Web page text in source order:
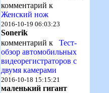
комментарий к
Женский нож
2016-10-19 06:03:23
Sonerik
комментарий к Тест-
обзор автомобильных
видеорегистраторов с
двумя камерами
2016-10-18 15:15:21
маленький гигант